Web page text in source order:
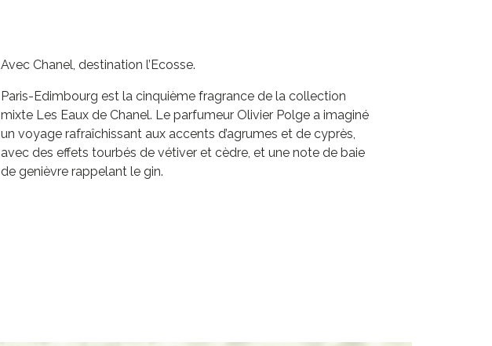
Avec Chanel, destination l’Ecosse.
Paris-Edimbourg est la cinquième fragrance de la collection
mixte Les Eaux de Chanel. Le parfumeur Olivier Polge a imaginé
un voyage rafraîchissant aux accents d’agrumes et de cyprès,
avec des effets tourbés de vétiver et cèdre, et une note de baie
de genièvre rappelant le gin.